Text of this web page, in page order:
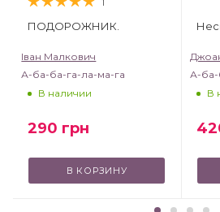
ПОДОРОЖНИК.
Іван Малкович
А-ба-ба-га-ла-ма-га
В наличии
290 грн
В КОРЗИНУ
А-ба-
В